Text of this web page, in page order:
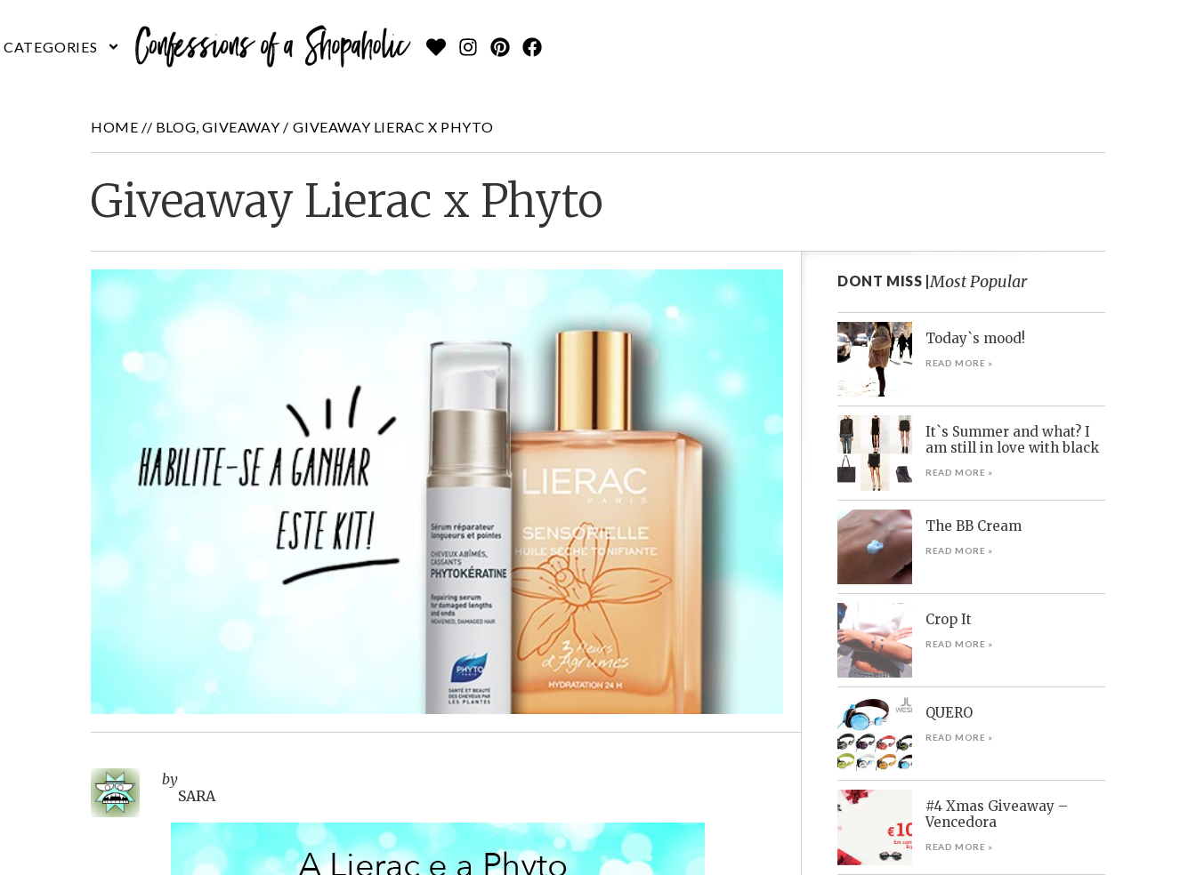
HOME // BLOG,GIVEAWAY / GIVEAWAY LIERAC X PHYTO
Giveaway Lierac x Phyto
by
SARA
DONT MISS |Most Popular
Today`s mood!
READ MORE »
It`s Summer and what? I
am still in love with black
READ MORE »
The BB Cream
READ MORE »
Crop It
READ MORE »
QUERO
READ MORE »
#4 Xmas Giveaway –
Vencedora
READ MORE »